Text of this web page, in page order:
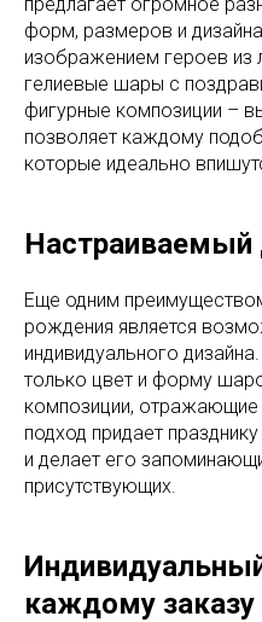
форм, размеров и
изображением героев
гелиевые шары с
фигурные композиции –
позволяет каждому
которые идеально
Настраиваемый
Еще одним
рождения является
индивидуального
только цвет и форму
композиции, отражающие
подход придает
и делает его
присутствующих.
каждому заказу